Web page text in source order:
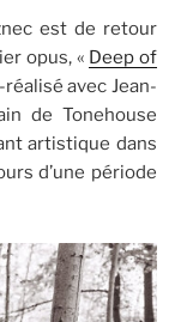
est de retour
opus, « Deep of
avec Jean-
de Tonehouse
artistique dans
d’une période